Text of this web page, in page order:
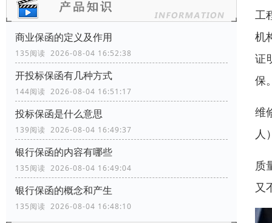
商业保函的定义及作用
135阅读 2026-08-04 16:52:38
开投标保函有几种方式
144阅读 2026-08-04 16:51:17
投标保函是什么意思
139阅读 2026-08-04 16:49:37
银行保函的内容有哪些
135阅读 2026-08-04 16:49:04
银行保函的概念和产生
135阅读 2026-08-04 16:48:10
工
机
证
保
维
人
质
又